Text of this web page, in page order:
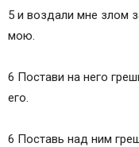
5 и воздали мне злом
мою.
6 Постави на него
eго.
6 Поставь над ним